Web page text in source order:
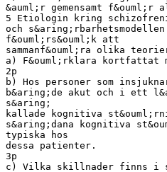
&auml;r gemensamt f&ouml;r
5 Etiologin kring
och
f&ouml;rs&ouml;k att
sammanf&ouml;ra olika
a) F&ouml;rklara kortfattat
2p
b) Hos personer som
b&aring;de akut och i ett
s&aring;
kallade kognitiva
s&aring;dana kognitiva
typiska hos
dessa patienter.
3p
c) Vilka skillnader finns i